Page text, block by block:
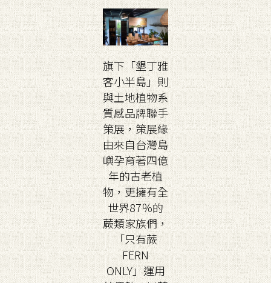
旗下「墾丁雅
客小半島」則
與土地植物系
質感品牌聯手
策展，策展緣
由來自台灣島
嶼孕育著四億
年的古老植
物，更擁有全
世界87％的
蕨類家族們，
「只有蕨
FERN
ONLY」運用